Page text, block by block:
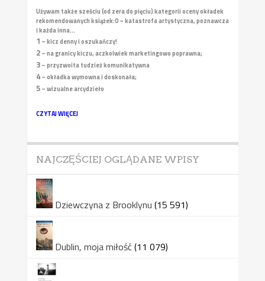
Używam także sześciu (od zera do pięciu) kategorii oceny okładek
rekomendowanych książek:0 – katastrofa artystyczna, poznawcza
i każda inna...
1 – kicz denny i oszukańczy!
2– na granicy kiczu, aczkolwiek marketingowo poprawna;
3– przyzwoita tudzież komunikatywna
4– okładka wymowna i doskonała;
5– wizualne arcydzieło
CZYTAJ WIĘCEJ
NAJCZĘŚCIEJ OGLĄDANE WPISY
Dziewczyna z Brooklynu (15 591)
Dublin, moja miłość(11 079)